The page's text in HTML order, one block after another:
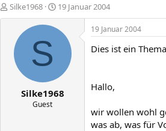
E
r
Silke1968
E
r
s
t
a
19 Januar 2004
S
Silke1968
Guest
19 Januar 2004
Dies ist ein
Hallo,
wir wollen wohl
was ab, was für